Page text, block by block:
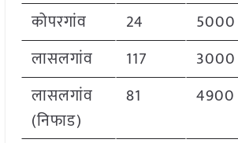
कोपरगांव
24 5000
लासलगांव
117 3000
लासलगांव
(निफाड)
81 4900